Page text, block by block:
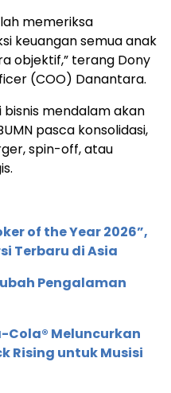
memeriksa
keuangan semua anak
objektif,” terang Dony
(COO) Danantara.
bisnis mendalam akan
pasca konsolidasi,
spin-off, atau
of the Year 2026”,
Terbaru di Asia
Pengalaman
Cola® Meluncurkan
Rising untuk Musisi